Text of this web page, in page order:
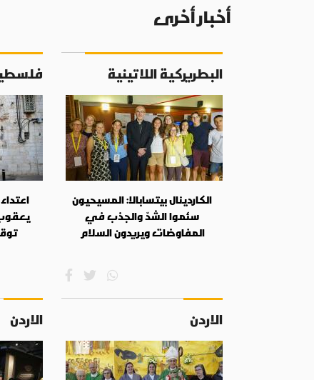
أخبار أخرى
البطريركية اللاتينية
الكاردينال بيتسابالا: المسيحيون
سئموا الشدّ والجذب في
المفاوضات ويريدون السلام
الاردن الاردن